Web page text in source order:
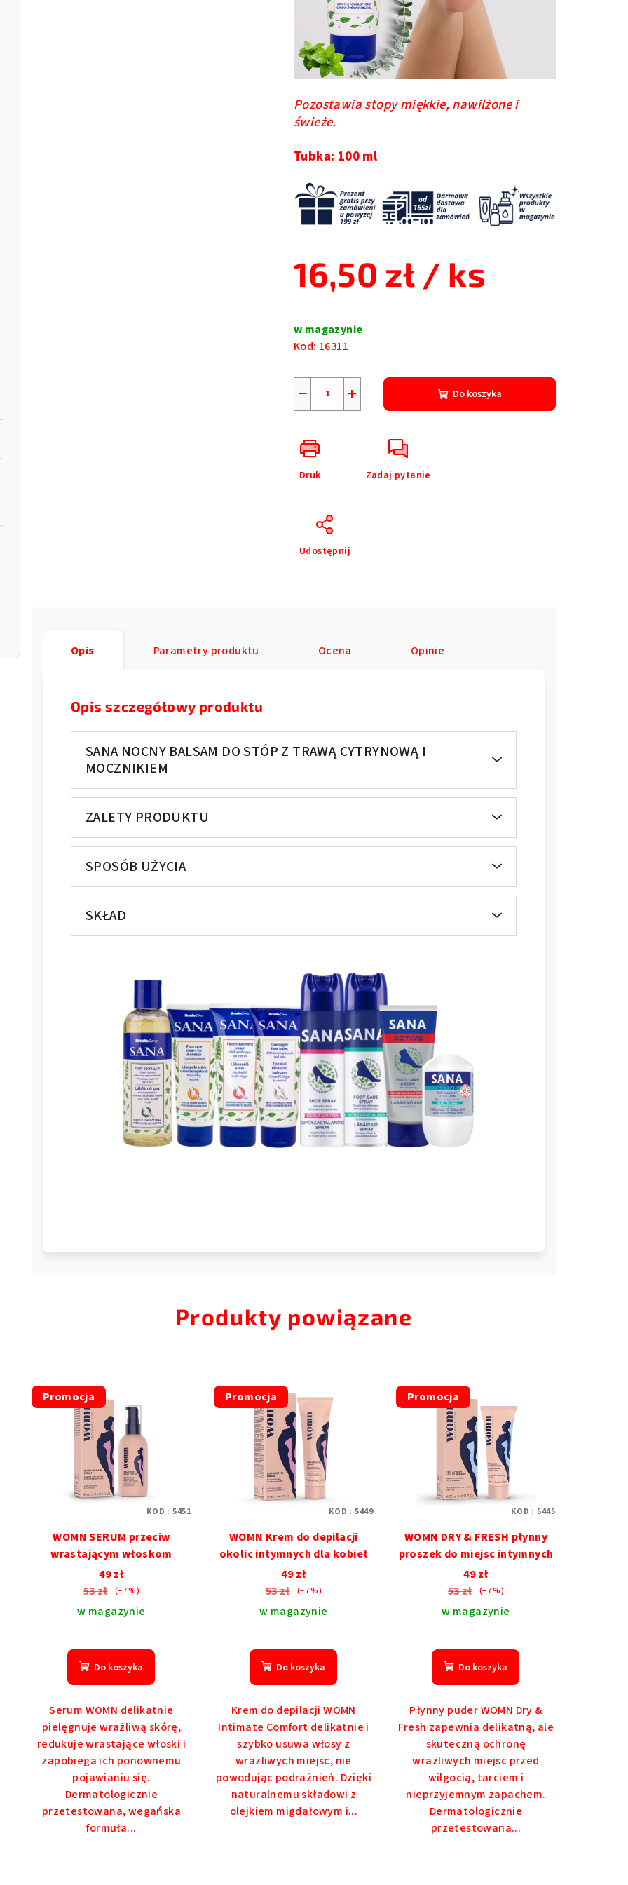
Pozostawia stopy miękkie, nawilżone i
świeże.
Tubka: 100 ml
16,50 zł / ks
jednostkowa:
w magazynie
Kod: 16311
+
− Do koszyka
Druk Zadaj pytanie
Udostępnij
Opis Parametry produktu Ocena Opinie
Opis szczegółowy produktu
SANA NOCNY BALSAM DO STÓP Z TRAWĄ CYTRYNOWĄ I
MOCZNIKIEM
ZALETY PRODUKTU
SPOSÓB UŻYCIA
SKŁAD
Produkty powiązane
Promocja
WOMN SERUM przeciw
wrastającym włoskom
49 zł
53 zł
(–7 %)
w magazynie
Do koszyka
Serum WOMN delikatnie
pielęgnuje wrażliwą skórę,
redukuje wrastające włoski i
zapobiega ich ponownemu
pojawianiu się.
Dermatologicznie
przetestowana, wegańska
formuła...
KOD : 5451
Promocja
WOMN Krem do depilacji
okolic intymnych dla kobiet
49 zł
53 zł
(–7 %)
w magazynie
Do koszyka
Krem do depilacji WOMN
Intimate Comfort delikatnie i
szybko usuwa włosy z
wrażliwych miejsc, nie
powodując podrażnień. Dzięki
naturalnemu składowi z
olejkiem migdałowym i...
KOD : 5449
Promocja
WOMN DRY & FRESH płynny
proszek do miejsc intymnych
49 zł
53 zł
(–7 %)
w magazynie
Do koszyka
Płynny puder WOMN Dry &
Fresh zapewnia delikatną, ale
skuteczną ochronę
wrażliwych miejsc przed
wilgocią, tarciem i
nieprzyjemnym zapachem.
Dermatologicznie
przetestowana...
KOD : 5445